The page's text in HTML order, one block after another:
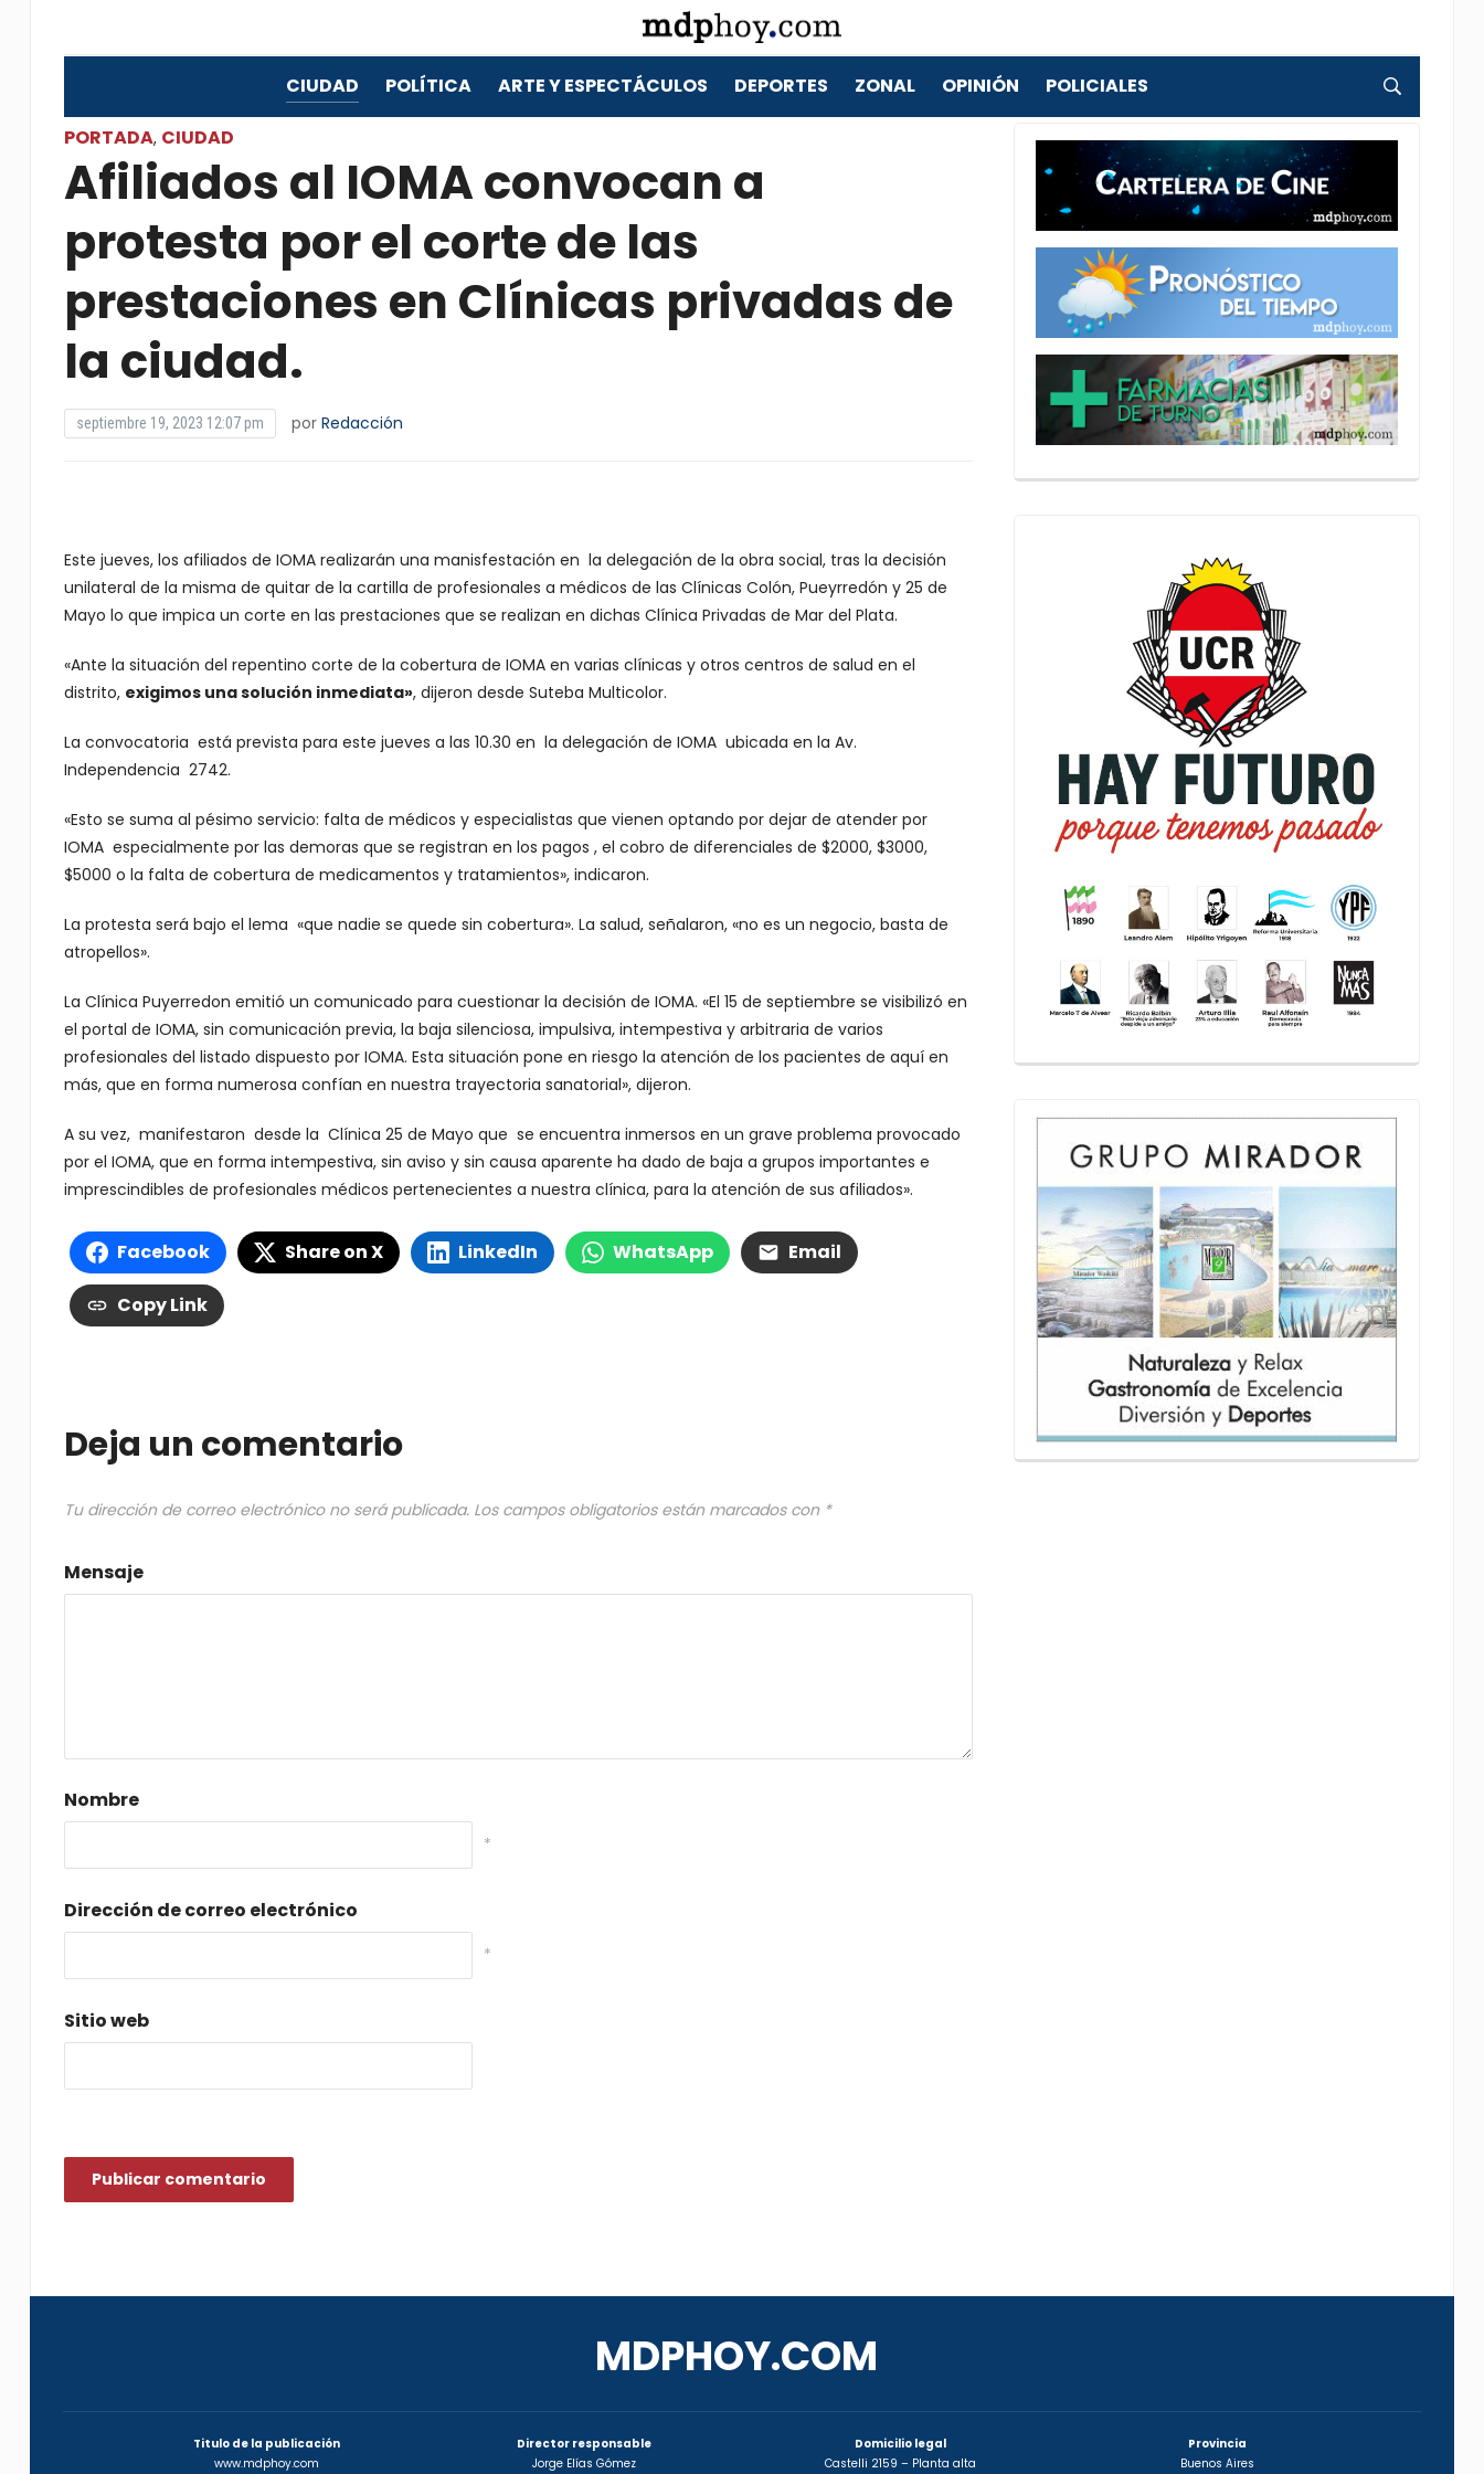
CIUDAD POLÍTICA ARTE Y ESPECTÁCULOS DEPORTES ZONAL OPINIÓN POLICIALES
PORTADA, CIUDAD
Afiliados al IOMA convocan a
protesta por el corte de las
prestaciones en Clínicas privadas de
la ciudad.
septiembre 19, 2023 12:07 pm por Redacción
Este jueves, los afiliados de IOMA realizarán una manisfestación en la delegación de la obra social, tras la decisión
unilateral de la misma de quitar de la cartilla de profesionales a médicos de las Clínicas Colón, Pueyrredón y 25 de
Mayo lo que impica un corte en las prestaciones que se realizan en dichas Clínica Privadas de Mar del Plata.
«Ante la situación del repentino corte de la cobertura de IOMA en varias clínicas y otros centros de salud en el
distrito, exigimos una solución inmediata», dijeron desde Suteba Multicolor.
La convocatoria está prevista para este jueves a las 10.30 en la delegación de IOMA ubicada en la Av.
Independencia 2742.
«Esto se suma al pésimo servicio: falta de médicos y especialistas que vienen optando por dejar de atender por
IOMA especialmente por las demoras que se registran en los pagos , el cobro de diferenciales de $2000, $3000,
$5000 o la falta de cobertura de medicamentos y tratamientos», indicaron.
La protesta será bajo el lema «que nadie se quede sin cobertura». La salud, señalaron, «no es un negocio, basta de
atropellos».
La Clínica Puyerredon emitió un comunicado para cuestionar la decisión de IOMA. «El 15 de septiembre se visibilizó en
el portal de IOMA, sin comunicación previa, la baja silenciosa, impulsiva, intempestiva y arbitraria de varios
profesionales del listado dispuesto por IOMA. Esta situación pone en riesgo la atención de los pacientes de aquí en
más, que en forma numerosa confían en nuestra trayectoria sanatorial», dijeron.
A su vez, manifestaron desde la Clínica 25 de Mayo que se encuentra inmersos en un grave problema provocado
por el IOMA, que en forma intempestiva, sin aviso y sin causa aparente ha dado de baja a grupos importantes e
imprescindibles de profesionales médicos pertenecientes a nuestra clínica, para la atención de sus afiliados».
Facebook Share on X LinkedIn WhatsApp Email
Copy Link
Deja un comentario
Tu dirección de correo electrónico no será publicada. Los campos obligatorios están marcados con *
Mensaje
Nombre
*
Dirección de correo electrónico
*
Sitio web
MDPHOY.COM
Titulo de la publicación
www.mdphoy.com
Director responsable
Jorge Elías Gómez
Domicilio legal
Castelli 2159 – Planta alta
Provincia
Buenos Aires